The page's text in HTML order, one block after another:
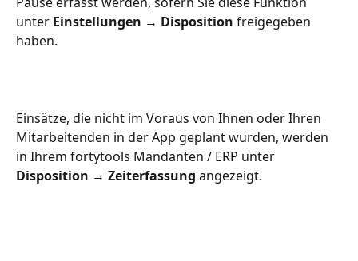
unter Einstellungen → Disposition freigegeben
haben.
Einsätze, die nicht im Voraus von Ihnen oder Ihren
Mitarbeitenden in der App geplant wurden, werden
in Ihrem fortytools Mandanten / ERP unter ​
Disposition → Zeiterfassung angezeigt.